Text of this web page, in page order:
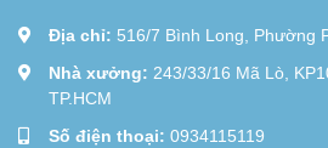
Địa chỉ: 516/7 Bình Long, Phường
Nhà xưởng: 243/33/16 Mã Lò,
TP.HCM
Số điện thoại: 0934115119